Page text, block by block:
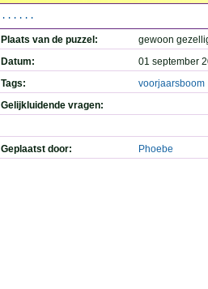
......
Plaats van de puzzel:
gewoon
Datum:
01 september
Tags:
voorjaarsboom
Gelijkluidende vragen:
Geplaatst door: Phoebe